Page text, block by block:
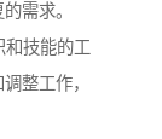
需求。
和技能的工
整工作，